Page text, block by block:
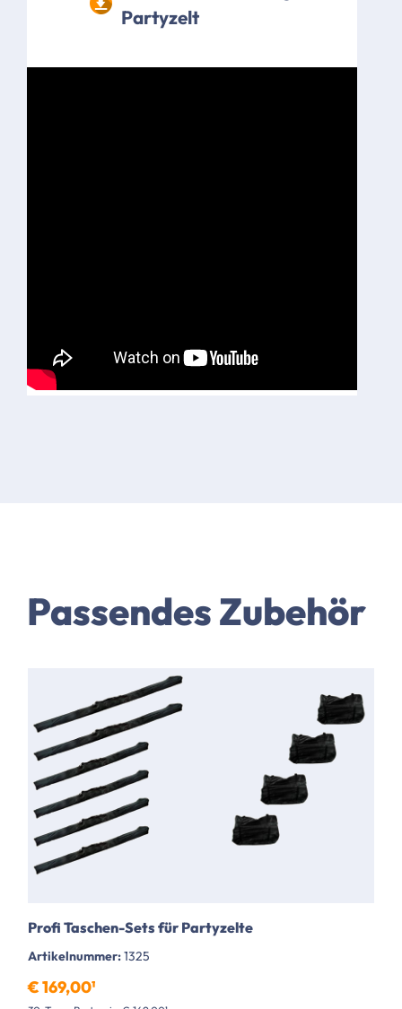
Partyzelt
Passendes Zubehör
Profi Taschen-Sets für Partyzelte
Artikelnummer:1325
€ 169,00¹